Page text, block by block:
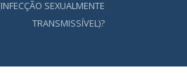
SEXUALMENTE
TRANSMISSÍVEL)?